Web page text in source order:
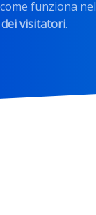
funziona
visitatori.